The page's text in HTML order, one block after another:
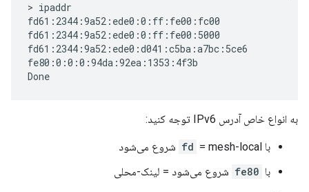
> ipaddr
fd61:2344:9a52:ede0:0:ff:fe00:fc00
fd61:2344:9a52:ede0:0:ff:fe00:5000
fd61:2344:9a52:ede0:d041:c5ba:a7bc:5ce6
fe80:0:0:0:94da:92ea:1353:4f3b
به انواع خاص آدرس IPv6 توجه کنید:
با fd = mesh-local شروع می‌شود
با fe80 شروع می‌شود = لینک-محلی